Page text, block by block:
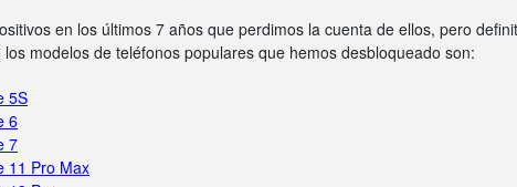
en los últimos 7 años que perdimos la cuenta de ellos, pero
modelos de teléfonos populares que hemos desbloqueado son:
5S
6
7
11 Pro Max